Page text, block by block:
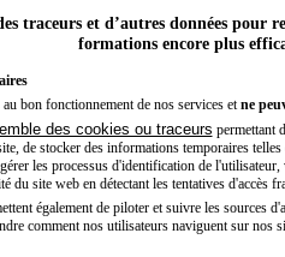
traceurs et d’autres données pour
formations encore plus
bon fonctionnement de nos services et ne
des cookies ou traceurs permettant
de stocker des informations temporaires
les processus d'identification de
du site web en détectant les tentatives d'accès
également de piloter et suivre les sources
comment nos utilisateurs naviguent sur nos